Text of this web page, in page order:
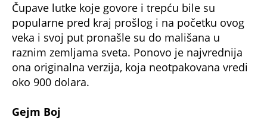
Čupave lutke koje govore i trepću bile su
popularne pred kraj prošlog i na početku ovog
veka i svoj put pronašle su do mališana u
raznim zemljama sveta. Ponovo je najvrednija
ona originalna verzija, koja neotpakovana vredi
oko 900 dolara.
Gejm Boj